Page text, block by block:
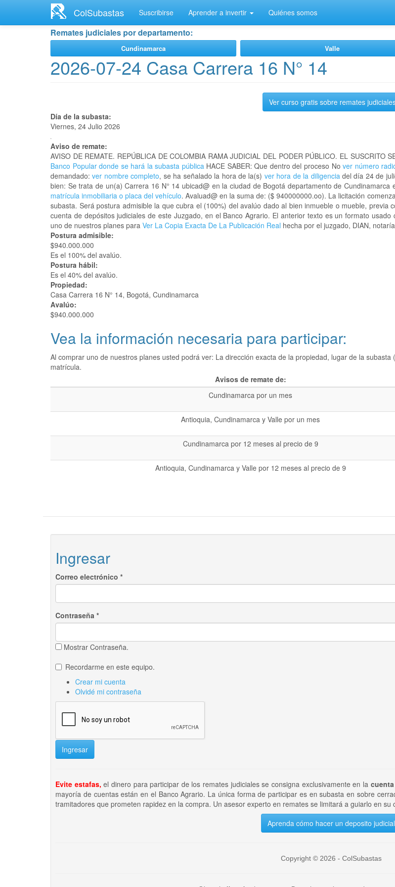
contenido
ColSubastas Suscribirse Aprender a invertir Quiénes somos
Remates judiciales por departamento:
Cundinamarca Valle
2026-07-24 Casa Carrera 16 N° 14
Ver curso gratis sobre remates
Día de la subasta:
Viernes, 24 Julio 2026
Aviso de remate:
AVISO DE REMATE. REPÚBLICA DE COLOMBIA RAMA JUDICIAL DEL PODER PÚBLICO. EL SUSCRITO
Banco Popular donde se hará la subasta públicaHACE SABER: Que dentro del proceso Nover número
demandado:ver nombre completo, se ha señalado la hora de la(s) ver hora de la diligenciadel día 24 de
bien: Se trata de un(a) Carrera 16 N° 14 ubicad@ en la ciudad de Bogotá departamento de
matrícula inmobiliaria o placa del vehículo. Avaluad@ en la suma de: ($ 940000000.oo). La licitación
subasta. Será postura admisible la que cubra el (100%) del avalúo dado al bien inmueble o mueble, previa
cuenta de depósitos judiciales de este Juzgado, en el Banco Agrario. El anterior texto es un formato
uno de nuestros planes para Ver La Copia Exacta De La Publicación Real hecha por el juzgado, DIAN,
Postura admisible:
$940.000.000
Es el 100% del avalúo.
Postura hábil:
Es el 40% del avalúo.
Propiedad:
Casa Carrera 16 N° 14, Bogotá, Cundinamarca
Avalúo:
$940.000.000
Vea la información necesaria para participar:
Al comprar uno de nuestros planes usted podrá ver: La dirección exacta de la propiedad, lugar de la
matrícula.
Avisos de remate de:
Cundinamarca por un mes
Antioquia, Cundinamarca y Valle por un mes
Cundinamarca por 12 meses al precio de 9
Antioquia, Cundinamarca y Valle por 12 meses al precio de 9
Ingresar
Correo electrónico *
Contraseña *
Mostrar Contraseña.
Recordarme en este equipo.
Crear mi cuenta
Olvidé mi contraseña
Ingresar
Evite estafas, el dinero para participar de los remates judiciales se consigna exclusivamente en lacuenta
mayoría de cuentas están en el Banco Agrario. La única forma de participar es en subasta en sobre
tramitadores que prometen rapidez en la compra. Un asesor experto en remates se limitará a guiarlo en su
Aprenda cómo hacer un deposito judicial
Copyright © 2026 - ColSubastas